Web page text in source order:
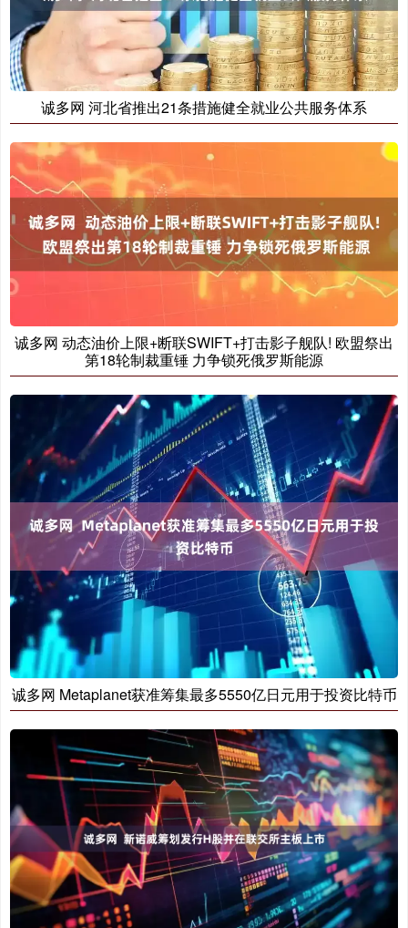
诚多网 河北省推出21条措施健全就业公共服务体系
诚多网 动态油价上限+断联SWIFT+打击影子舰队! 欧盟祭出
第18轮制裁重锤 力争锁死俄罗斯能源
诚多网 Metaplanet获准筹集最多5550亿日元用于投资比特币